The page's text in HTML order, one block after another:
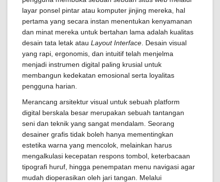
layar ponsel pintar atau komputer jinjing mereka, hal
pertama yang secara instan menentukan kenyamanan
dan minat mereka untuk bertahan lama adalah kualitas
desain tata letak atau Layout Interface . Desain visual
yang rapi, ergonomis, dan intuitif telah menjelma
menjadi instrumen digital paling krusial untuk
membangun kedekatan emosional serta loyalitas
pengguna harian.
Merancang arsitektur visual untuk sebuah platform
digital berskala besar merupakan sebuah tantangan
seni dan teknik yang sangat mendalam. Seorang
desainer grafis tidak boleh hanya mementingkan
estetika warna yang mencolok, melainkan harus
mengalkulasi kecepatan respons tombol, keterbacaan
tipografi huruf, hingga penempatan menu navigasi agar
mudah dioperasikan oleh jari tangan. Melalui